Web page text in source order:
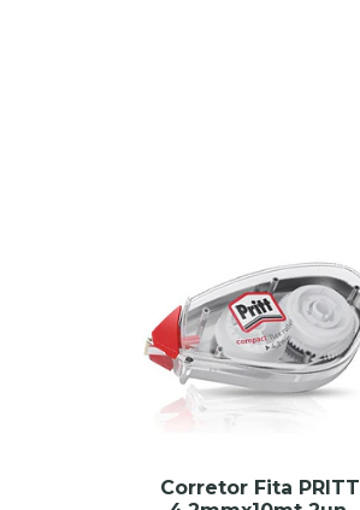
Corretor Fita PRITT